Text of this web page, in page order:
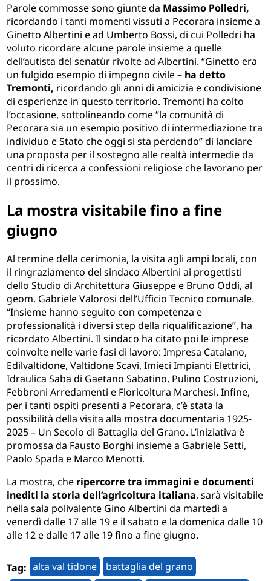
Parole commosse sono giunte da Massimo Polledri,
ricordando i tanti momenti vissuti a Pecorara insieme a
Ginetto Albertini e ad Umberto Bossi, di cui Polledri ha
voluto ricordare alcune parole insieme a quelle
dell’autista del senatùr rivolte ad Albertini. “Ginetto era
un fulgido esempio di impegno civile – ha detto
Tremonti, ricordando gli anni di amicizia e condivisione
di esperienze in questo territorio. Tremonti ha colto
l’occasione, sottolineando come “la comunità di
Pecorara sia un esempio positivo di intermediazione tra
individuo e Stato che oggi si sta perdendo” di lanciare
una proposta per il sostegno alle realtà intermedie da
centri di ricerca a confessioni religiose che lavorano per
il prossimo.
La mostra visitabile fino a fine
giugno
Al termine della cerimonia, la visita agli ampi locali, con
il ringraziamento del sindaco Albertini ai progettisti
dello Studio di Architettura Giuseppe e Bruno Oddi, al
geom. Gabriele Valorosi dell’Ufficio Tecnico comunale.
“Insieme hanno seguito con competenza e
professionalità i diversi step della riqualificazione”, ha
ricordato Albertini. Il sindaco ha citato poi le imprese
coinvolte nelle varie fasi di lavoro: Impresa Catalano,
Edilvaltidone, Valtidone Scavi, Imieci Impianti Elettrici,
Idraulica Saba di Gaetano Sabatino, Pulino Costruzioni,
Febbroni Arredamenti e Floricoltura Marchesi. Infine,
per i tanti ospiti presenti a Pecorara, c’è stata la
possibilità della visita alla mostra documentaria 1925-
2025 – Un Secolo di Battaglia del Grano. L’iniziativa è
promossa da Fausto Borghi insieme a Gabriele Setti,
Paolo Spada e Marco Menotti.
La mostra, che ripercorre tra immagini e documenti
inediti la storia dell’agricoltura italiana, sarà visitabile
nella sala polivalente Gino Albertini da martedì a
venerdì dalle 17 alle 19 e il sabato e la domenica dalle 10
alle 12 e dalle 17 alle 19 fino a fine giugno.
Tag: alta val tidone
battaglia del grano